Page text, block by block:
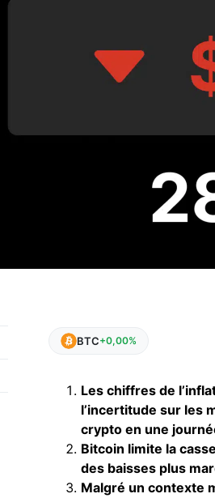
BTC+0,00%
Les chiffres de
l’incertitude sur les
crypto en une
Bitcoin limite la
des baisses plus
Malgré un contexte